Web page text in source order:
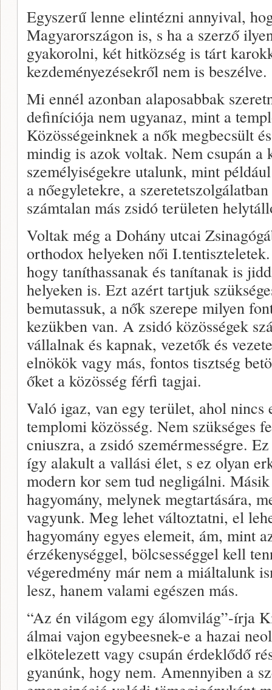
Egyszerű lenne elintézni annyival,
Magyarországon is, s ha a szerző
gyakorolni, két hitközség is tárt
kezdeményezésekről nem is beszélve.
Mi ennél azonban alaposabbak
definíciója nem ugyanaz, mint a
Közösségeinknek a nők megbecsült
mindig is azok voltak. Nem csupán a
személyiségekre utalunk, mint
a nőegyletekre, a
számtalan más zsidó területen
Voltak még a Dohány utcai
orthodox helyeken női
hogy taníthassanak és tanítanak is
helyeken is. Ezt azért tartjuk
bemutassuk, a nők szerepe milyen
kezükben van. A zsidó közösségek
vállalnak és kapnak, vezetők és
elnökök vagy más, fontos tisztség
őket a közösség férfi tagjai.
Való igaz, van egy terület, ahol nincs
templomi közösség. Nem szükséges
cniuszra, a zsidó szemérmességre.
így alakult a vallási élet, s ez olyan
modern kor sem tud negligálni.
hagyomány, melynek megtartására,
vagyunk. Meg lehet változtatni, el
hagyomány egyes elemeit, ám, mint
érzékenységgel, bölcsességgel kell
végeredmény már nem a miáltalunk
lesz, hanem valami egészen más.
“Az én világom egy álomvilág”-írja
álmai vajon egybeesnek-e a hazai
elkötelezett vagy csupán érdeklődő
gyanúnk, hogy nem. Amennyiben a